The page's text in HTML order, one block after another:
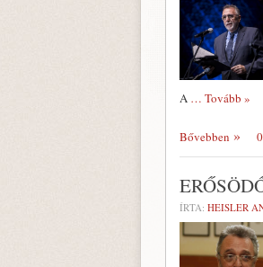
A … Tovább »
Bővebben
ÍRTA: HEISLER